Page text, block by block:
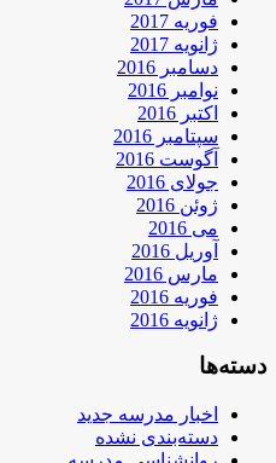
فوریه 2017
ژانویه 2017
دسامبر 2016
نوامبر 2016
اکتبر 2016
سپتامبر 2016
آگوست 2016
جولای 2016
ژوئن 2016
می 2016
آوریل 2016
مارس 2016
فوریه 2016
ژانویه 2016
دسته‌ها
اخبار مدرسه جدید
دسته‌بندی نشده